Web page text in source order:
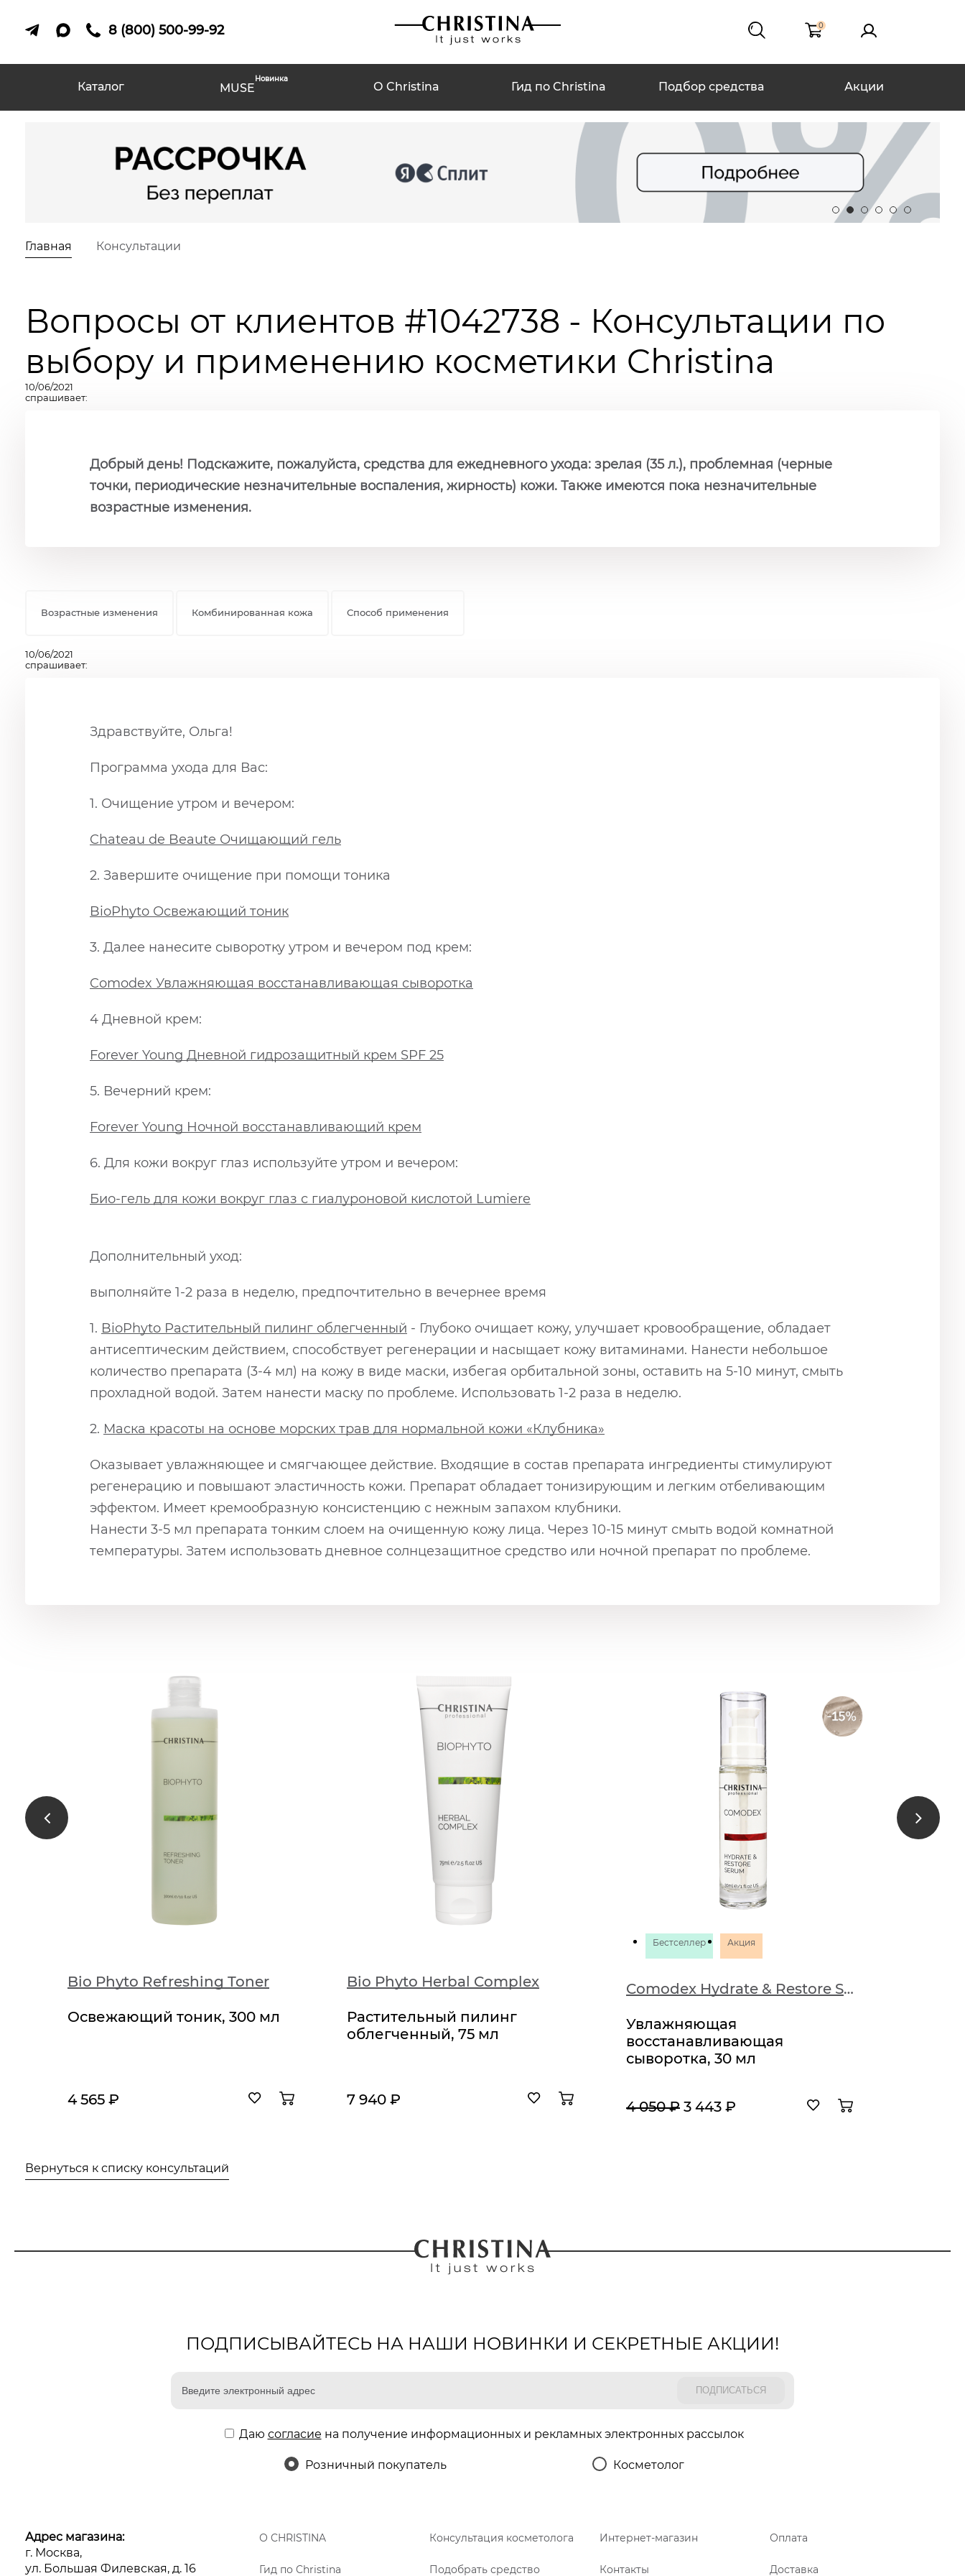
8 (800) 500-99-92 0
Каталог MUSE
Новинка
О Christina Гид по Christina Подбор средства Акции
Главная Консультации
Вопросы от клиентов #1042738 - Консультации по
выбору и применению косметики Christina
10/06/2021
спрашивает:
Добрый день! Подскажите, пожалуйста, средства для ежедневного ухода: зрелая (35 л.), проблемная (черные
точки, периодические незначительные воспаления, жирность) кожи. Также имеются пока незначительные
возрастные изменения.
Возрастные изменения Комбинированная кожа Способ применения
10/06/2021
спрашивает:
Здравствуйте, Ольга!
Программа ухода для Вас:
1. Очищение утром и вечером:
Chateau de Beaute Очищающий гель
2. Завершите очищение при помощи тоника
BioPhyto Освежающий тоник
3. Далее нанесите сыворотку утром и вечером под крем:
Comodex Увлажняющая восстанавливающая сыворотка
4 Дневной крем:
Forever Young Дневной гидрозащитный крем SPF 25
5. Вечерний крем:
Forever Young Ночной восстанавливающий крем
6. Для кожи вокруг глаз используйте утром и вечером:
Био-гель для кожи вокруг глаз с гиалуроновой кислотой Lumiere
Дополнительный уход:
выполняйте 1-2 раза в неделю, предпочтительно в вечернее время
1. BioPhyto Растительный пилинг облегченный - Глубоко очищает кожу, улучшает кровообращение, обладает
антисептическим действием, способствует регенерации и насыщает кожу витаминами. Нанести небольшое
количество препарата (3-4 мл) на кожу в виде маски, избегая орбитальной зоны, оставить на 5-10 минут, смыть
прохладной водой. Затем нанести маску по проблеме. Использовать 1-2 раза в неделю.
2. Маска красоты на основе морских трав для нормальной кожи «Клубника»
Оказывает увлажняющее и смягчающее действие. Входящие в состав препарата ингредиенты стимулируют
регенерацию и повышают эластичность кожи. Препарат обладает тонизирующим и легким отбеливающим
эффектом. Имеет кремообразную консистенцию с нежным запахом клубники.
Нанести 3-5 мл препарата тонким слоем на очищенную кожу лица. Через 10-15 минут смыть водой комнатной
температуры. Затем использовать дневное солнцезащитное средство или ночной препарат по проблеме.
Bio Phyto Refreshing Toner
Освежающий тоник, 300 мл
4 565 ₽
Bio Phyto Нerbal Complex
Растительный пилинг
облегченный, 75 мл
7 940 ₽
Бестселлер Акция
Comodex Hydrate & Restore Serum
Увлажняющая
восстанавливающая
сыворотка, 30 мл
4 050 ₽ 3 443 ₽
Вернуться к списку консультаций
ПОДПИСЫВАЙТЕСЬ НА НАШИ НОВИНКИ И СЕКРЕТНЫЕ АКЦИИ!
Даю согласие на получение информационных и рекламных электронных рассылок
Розничный покупатель Косметолог
Адрес магазина:
г. Москва,
ул. Большая Филевская, д. 16
О CHRISTINA Консультация косметолога Интернет-магазин Оплата
Гид по Christina Подобрать средство Контакты Доставка